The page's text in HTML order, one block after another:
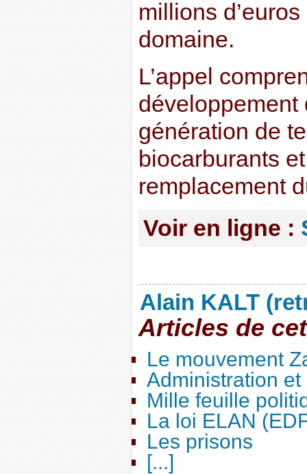
millions
domaine.
L’appel
développement
génération de
biocarburants
remplacement
Voir en ligne :
Alain KALT
Articles de
Le mouvement
Administration
Mille feuille
La loi ELAN
Les prisons
[...]